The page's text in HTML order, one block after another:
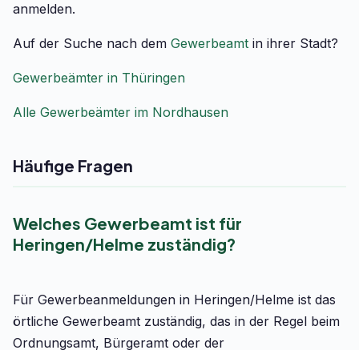
anmelden.
Auf der Suche nach dem Gewerbeamt in ihrer Stadt?
Gewerbeämter in Thüringen
Alle Gewerbeämter im Nordhausen
Häufige Fragen
Welches Gewerbeamt ist für
Heringen/Helme zuständig?
Für Gewerbeanmeldungen in Heringen/Helme ist das
örtliche Gewerbeamt zuständig, das in der Regel beim
Ordnungsamt, Bürgeramt oder der